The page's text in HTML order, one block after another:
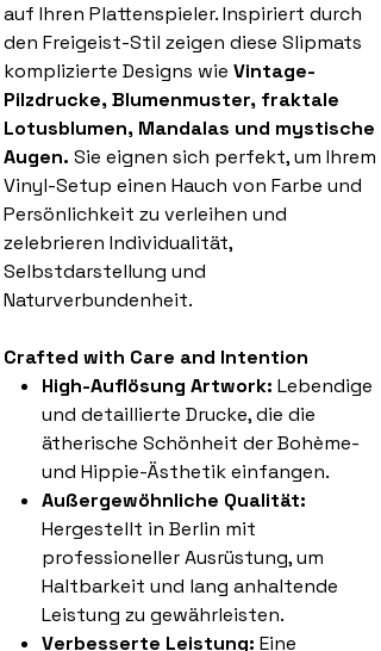
auf Ihren Plattenspieler. Inspiriert durch
den Freigeist-Stil zeigen diese Slipmats
komplizierte Designs wie Vintage-
Pilzdrucke, Blumenmuster, fraktale
Lotusblumen, Mandalas und mystische
Augen. Sie eignen sich perfekt, um Ihrem
Vinyl-Setup einen Hauch von Farbe und
Persönlichkeit zu verleihen und
zelebrieren Individualität,
Selbstdarstellung und
Naturverbundenheit.
Crafted with Care and Intention
High-Auflösung Artwork: Lebendige
und detaillierte Drucke, die die
ätherische Schönheit der Bohème-
und Hippie-Ästhetik einfangen.
Außergewöhnliche Qualität:
Hergestellt in Berlin mit
professioneller Ausrüstung, um
Haltbarkeit und lang anhaltende
Leistung zu gewährleisten.
Verbesserte Leistung: Eine